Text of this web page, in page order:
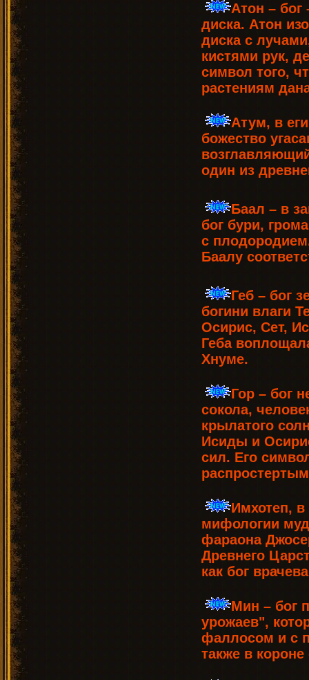
Атон – бог
диска. Атон
диска с
кистями рук,
символ того,
растениям
Атум, в
божество
один из
Баал – в
бог бури,
с
Баалу
Геб – бог
богини влаги
Осирис, Сет,
Геба
Хнуме.
Гор – бог
сокола,
крылатого
Исиды и
сил. Его
Имхотеп, в
мифологии
фараона
Древнего
как бог
Мин – бог
урожаев",
фаллосом и с
также в